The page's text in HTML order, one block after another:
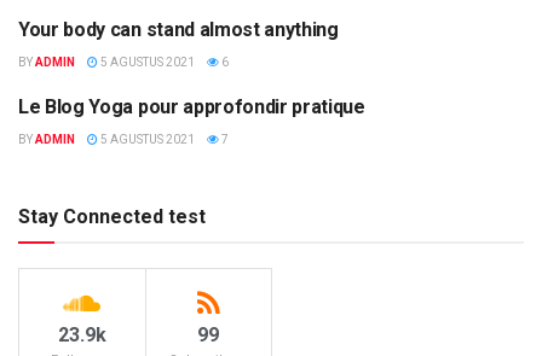
LIFE & FITNESS
Your body can stand almost anything
BYADMIN 5 AGUSTUS 2021 6
LIFE & FITNESS
Le Blog Yoga pour approfondir pratique
BYADMIN 5 AGUSTUS 2021 7
Stay Connected test
23.9k 99